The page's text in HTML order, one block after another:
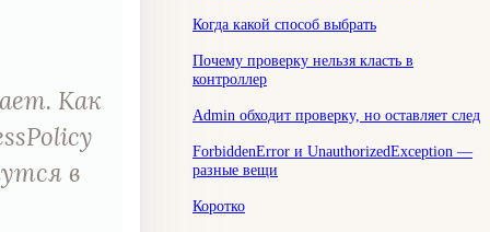
Как
в
Когда какой способ выбрать
Почему проверку нельзя класть в
контроллер
Admin обходит проверку, но оставляет след
ForbiddenError и UnauthorizedException —
разные вещи
Коротко